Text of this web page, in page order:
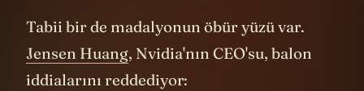
Tabii bir de madalyonun öbür yüzü var.
Jensen Huang, Nvidia'nın CEO'su, balon
iddialarını reddediyor: